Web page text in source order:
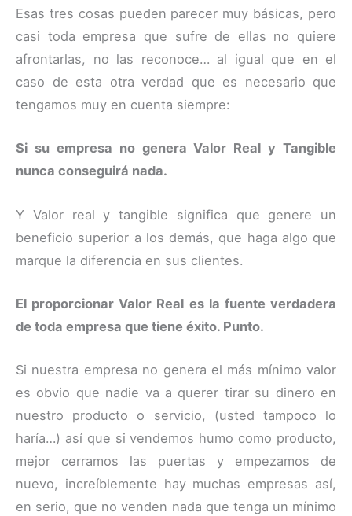
Esas tres cosas pueden parecer muy básicas, pero
casi toda empresa que sufre de ellas no quiere
afrontarlas, no las reconoce… al igual que en el
caso de esta otra verdad que es necesario que
tengamos muy en cuenta siempre:
Si su empresa no genera Valor Real y Tangible
nunca conseguirá nada.
Y Valor real y tangible significa que genere un
beneficio superior a los demás, que haga algo que
marque la diferencia en sus clientes.
El proporcionar Valor Real es la fuente verdadera
de toda empresa que tiene éxito. Punto.
Si nuestra empresa no genera el más mínimo valor
es obvio que nadie va a querer tirar su dinero en
nuestro producto o servicio, (usted tampoco lo
haría…) así que si vendemos humo como producto,
mejor cerramos las puertas y empezamos de
nuevo, increíblemente hay muchas empresas así,
en serio, que no venden nada que tenga un mínimo